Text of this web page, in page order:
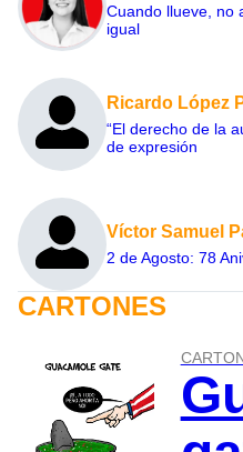
Cuando llueve, no
igual
Ricardo López
“El derecho de la
de expresión
Víctor Samuel
2 de Agosto: 78
CARTONES